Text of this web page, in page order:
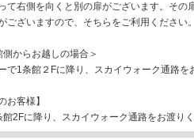
て右側を向くと別の扉がございます。その
ございますので、そちらをご利用ください。
からお越しの場合＞
で1条館２Fに降り、スカイウォーク通路を
お客様】
2Fに降り、スカイウォーク通路をお渡りく